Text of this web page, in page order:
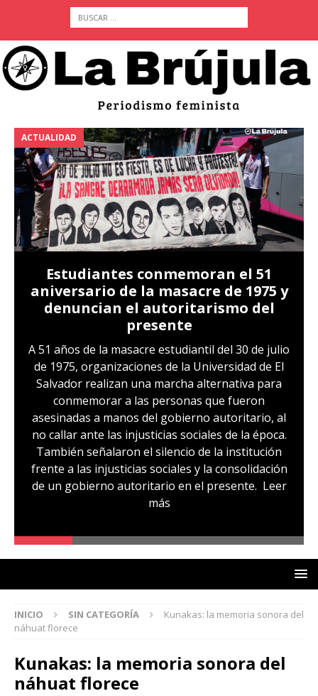
ACTUALIDAD
Estudiantes conmemoran el 51
aniversario de la masacre de 1975 y
denuncian el autoritarismo del
presente
A 51 años de la masacre estudiantil del 30 de julio
de 1975, organizaciones de la Universidad de El
Salvador realizan una marcha alternativa para
conmemorar a las personas que fueron
asesinadas a manos del gobierno autoritario, al
no callar ante las injusticias sociales de la época.
También señalaron el silencio de la institución
frente a las injusticias sociales y la consolidación
de un gobierno autoritario en el presente. Leer
más
INICIO SIN CATEGORÍA
Kunakas: la memoria sonora del
náhuat florece
Kunakas: la memoria sonora del
náhuat florece